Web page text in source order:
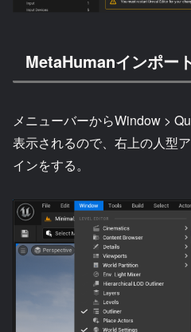
MetaHumanインポート
メニューバーからWindow >
表示されるので、右上の人型
インをする。